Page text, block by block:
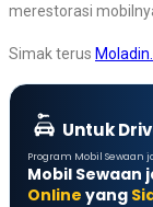
merestorasi
Simak terus
Untuk
Program Mobil Sewaan
Mobil Sewaan
Online yang